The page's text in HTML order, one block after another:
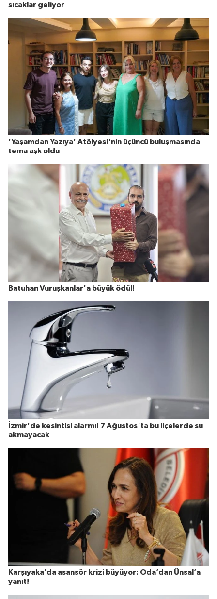
sıcaklar geliyor
'Yaşamdan Yazıya' Atölyesi'nin üçüncü buluşmasında
tema aşk oldu
Batuhan Vuruşkanlar'a büyük ödül!
İzmir'de kesintisi alarmı! 7 Ağustos'ta bu ilçelerde su
akmayacak
Karşıyaka’da asansör krizi büyüyor: Oda’dan Ünsal’a
yanıt!